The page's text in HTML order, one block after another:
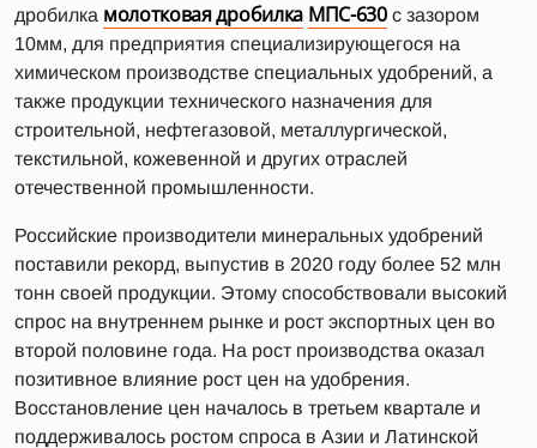
дробилка молотковая дробилка МПС-630с зазором
10мм, для предприятия специализирующегося на
химическом производстве специальных удобрений, а
также продукции технического назначения для
строительной, нефтегазовой, металлургической,
текстильной, кожевенной и других отраслей
отечественной промышленности.
Российские производители минеральных удобрений
поставили рекорд, выпустив в 2020 году более 52 млн
тонн своей продукции. Этому способствовали высокий
спрос на внутреннем рынке и рост экспортных цен во
второй половине года. На рост производства оказал
позитивное влияние рост цен на удобрения.
Восстановление цен началось в третьем квартале и
поддерживалось ростом спроса в Азии и Латинской